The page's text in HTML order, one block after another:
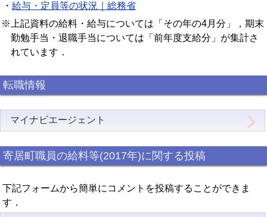
・ 給与・定員等の状況｜総務省
※上記資料の給料・給与については「その年の4月分」，期末
勤勉手当・退職手当については「前年度支給分」が集計さ
れています．
転職情報
マイナビエージェント
寄居町職員の給料等(2017年)に関する投稿
下記フォームから簡単にコメントを投稿することができま
す．